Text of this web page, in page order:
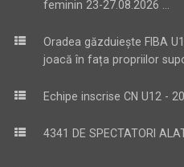
feminin 23-27.08.2026 ...
Oradea găzduiește FIBA
joacă în fața propriilor
Echipe inscrise CN U12 -
4341 DE SPECTATORI